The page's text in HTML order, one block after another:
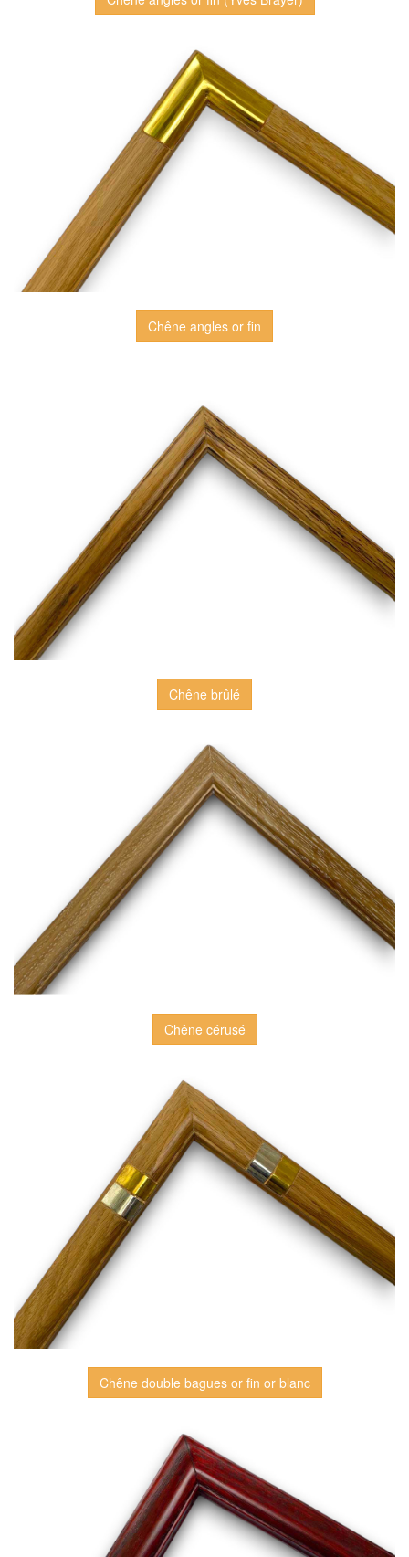
Chêne angles or fin
Chêne brûlé
Chêne cérusé
Chêne double bagues or fin or blanc